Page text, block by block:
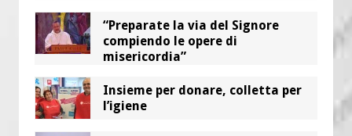
“Preparate la via del Signore
compiendo le opere di
misericordia”
Insieme per donare, colletta per
l’igiene